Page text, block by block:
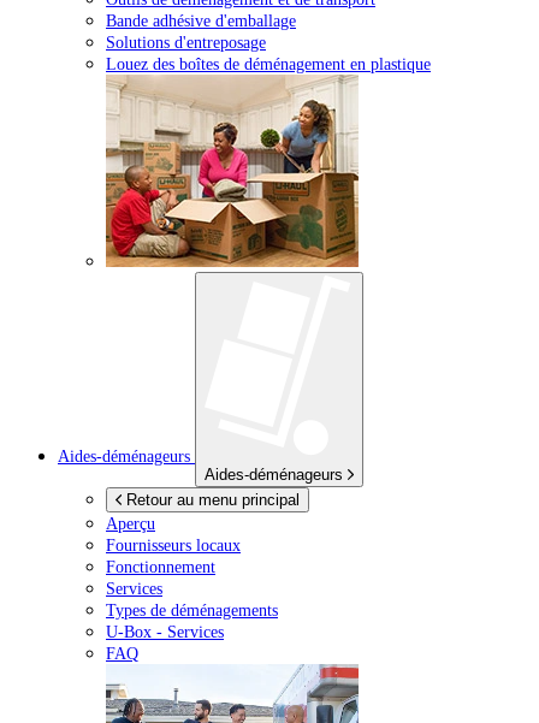
Bande adhésive d'emballage
Solutions d'entreposage
Louez des boîtes de déménagement en plastique
Aides-déménageurs
Aides-déménageurs
Retour au menu principal
Aperçu
Fournisseurs locaux
Fonctionnement
Services
Types de déménagements
U-Box - Services
FAQ